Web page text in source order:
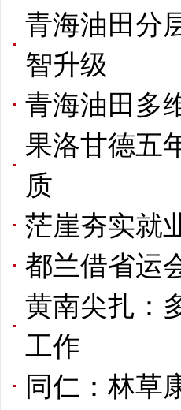
青海油田分
智升级
青海油田多
果洛甘德五
质
茫崖夯实就
都兰借省运
黄南尖扎：
工作
同仁：林草